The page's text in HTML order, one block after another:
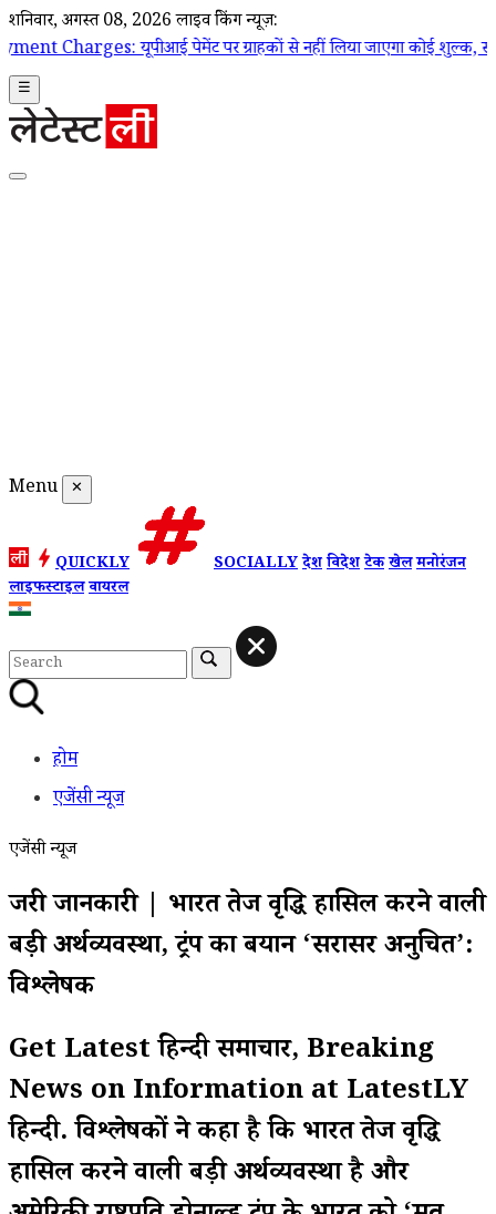
शनिवार, अगस्त 08, 2026 लाइव ब्रेकिंग न्यूज़:
यूपीआई पेमेंट पर ग्राहकों से नहीं लिया जाएगा कोई शुल्क, सरकार ने दी
☰
Menu ✕
QUICKLY SOCIALLYदेशविदेशटेकखेलमनोरंजन
लाइफस्टाइलवायरल
होम
एजेंसी न्यूज
एजेंसी न्यूज
जरुरी जानकारी | भारत तेज वृद्धि हासिल करने वाली
बड़ी अर्थव्यवस्था, ट्रंप का बयान ‘सरासर अनुचित’:
विश्लेषक
Get Latest हिन्दी समाचार, Breaking
News on Information at LatestLY
हिन्दी. विश्लेषकों ने कहा है कि भारत तेज वृद्धि
हासिल करने वाली बड़ी अर्थव्यवस्था है और